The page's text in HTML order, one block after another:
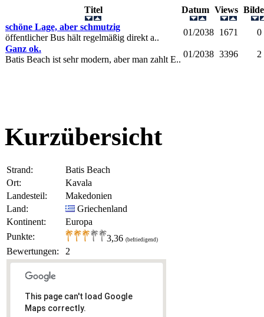
Titel Datum Views
schöne Lage, aber schmutzig
öffentlicher Bus hält regelmäßig direkt a..
01/2038 1671
0
Ganz ok.
Batis Beach ist sehr modern, aber man zahlt E..
01/2038 3396 2
Kurzübersicht
Strand:
Batis Beach
Ort:
Kavala
Landesteil:
Makedonien
Land:
Griechenland
Kontinent:
Europa
Punkte:
3,36 (befriedigend)
Bewertungen: 2
This page can't load Google
Maps correctly.